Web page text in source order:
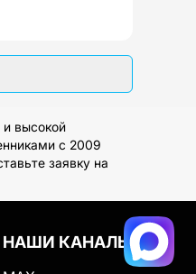
высокой
с 2009
заявку на
НАШИ КАНАЛЫ